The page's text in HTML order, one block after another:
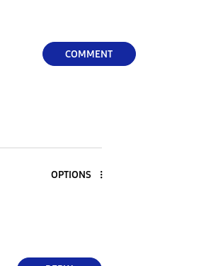
COMMENT
OPTIONS